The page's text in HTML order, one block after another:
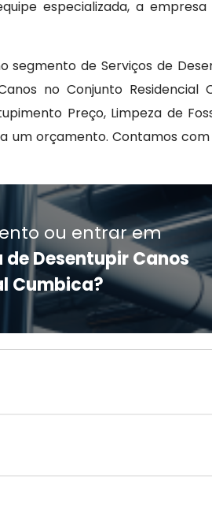
especializada, a
segmento de Serviços de
no Conjunto Residencial
Preço, Limpeza de
um orçamento. Contamos
ou entrar em
de Desentupir Canos
Cumbica?